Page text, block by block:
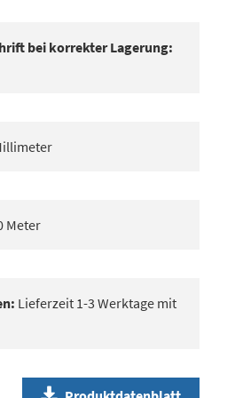
bei korrekter Lagerung:
Meter
Lieferzeit 1-3 Werktage mit